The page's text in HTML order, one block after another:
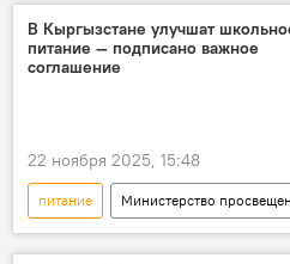
Женишбек Токторбаев
В Кыргызстане улучшат
питание — подписано важное
соглашение
22 ноября 2025, 15:48
питание
Министерство
Кыргызстан
школы